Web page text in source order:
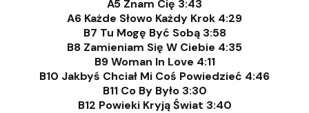
A5 Znam Cię 3:43
A6 Każde Słowo Każdy Krok 4:29
B7 Tu Mogę Być Sobą 3:58
B8 Zamieniam Się W Ciebie 4:35
B9 Woman In Love 4:11
B10 Jakbyś Chciał Mi Coś Powiedzieć 4:46
B11 Co By Było 3:30
B12 Powieki Kryją Świat 3:40